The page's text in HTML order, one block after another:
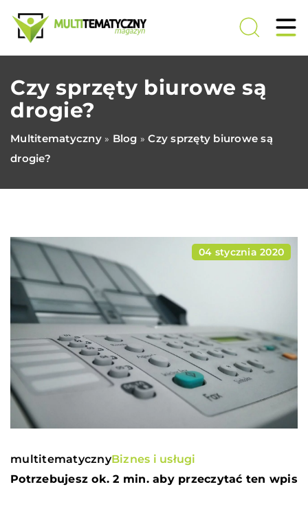
Czy sprzęty biurowe są
drogie?
Multitematyczny» Blog »Czy sprzęty biurowe są
drogie?
04 stycznia 2020
multitematycznyBiznes i usługi
Potrzebujesz ok. 2 min. aby przeczytać ten wpis